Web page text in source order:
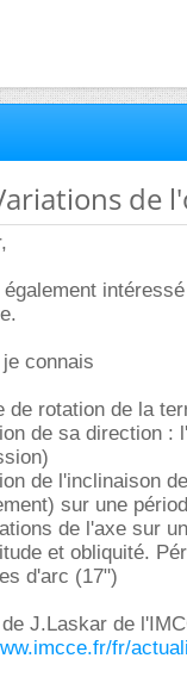
de
connais
de rotation de la
de sa direction :
de l'inclinaison
sur une
de l'axe sur
et obliquité.
d'arc (17")
J.Laskar de
fr/